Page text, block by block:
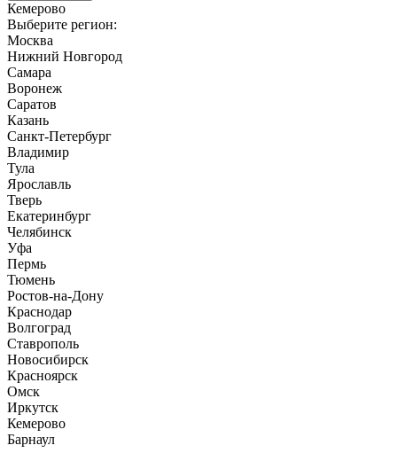
Кемерово
Выберите регион:
Москва
Нижний Новгород
Самара
Воронеж
Саратов
Казань
Санкт-Петербург
Владимир
Тула
Ярославль
Тверь
Екатеринбург
Челябинск
Уфа
Пермь
Тюмень
Ростов-на-Дону
Краснодар
Волгоград
Ставрополь
Новосибирск
Красноярск
Омск
Иркутск
Кемерово
Барнаул